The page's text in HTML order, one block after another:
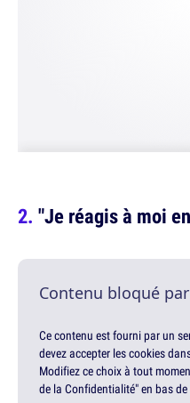
"Je réagis à moi
Contenu bloqué
Ce contenu est fourni par un
devez accepter les cookies
Modifiez ce choix à tout
de la Confidentialité" en bas de